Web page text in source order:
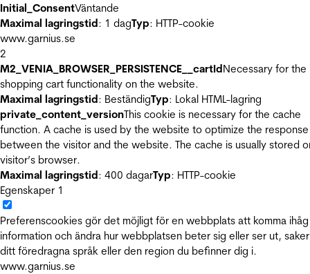
Initial_ConsentVäntande
Maximal lagringstid: 1 dagTyp: HTTP-cookie
www.garnius.se
2
M2_VENIA_BROWSER_PERSISTENCE__cartIdNecessary for the
shopping cart functionality on the website.
Maximal lagringstid: BeständigTyp: Lokal HTML-lagring
private_content_versionThis cookie is necessary for the cache
function. A cache is used by the website to optimize the
between the visitor and the website. The cache is usually stored
visitor’s browser.
Maximal lagringstid: 400 dagarTyp: HTTP-cookie
Egenskaper 1
Preferenscookies gör det möjligt för en webbplats att komma ihåg
information och ändra hur webbplatsen beter sig eller ser ut,
ditt föredragna språk eller den region du befinner dig i.
www.garnius.se